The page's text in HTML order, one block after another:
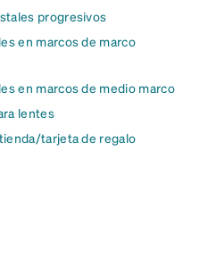
progresivos
en marcos de marco
en marcos de medio marco
lentes
tarjeta de regalo